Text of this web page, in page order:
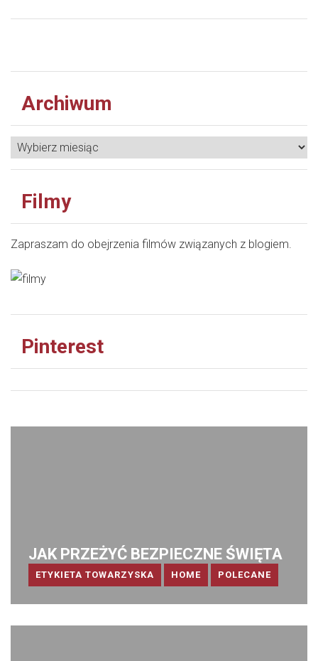
Archiwum
Filmy
Zapraszam do obejrzenia filmów związanych z blogiem.
Pinterest
JAK PRZEŻYĆ BEZPIECZNE ŚWIĘTA
ETYKIETA TOWARZYSKA HOME POLECANE